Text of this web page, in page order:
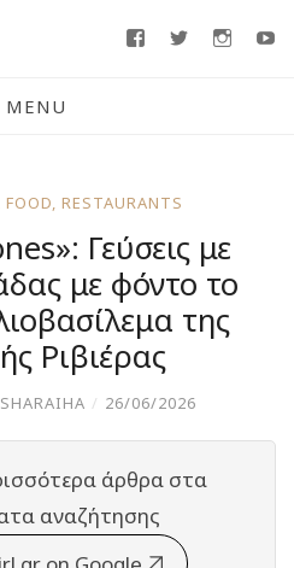
FacebookTwitter
MENU
FOOD, RESTAURANTS
Γεύσεις με
με φόντο το
της
Ριβιέρας
/ 26/06/2026
άρθρα στα
αναζήτησης